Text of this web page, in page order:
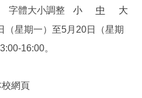
字體大小調整 小 中
大
（星期一）至5月20日（星期
16:00。
網頁